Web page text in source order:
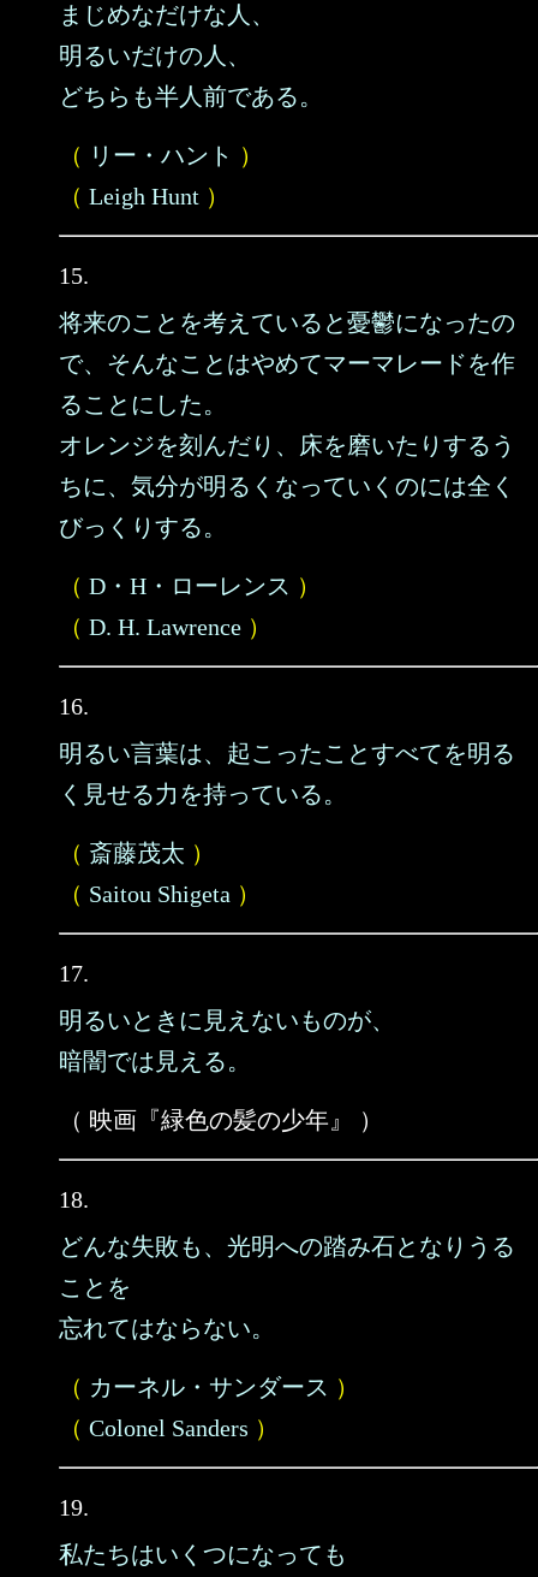
まじめなだけな人、
明るいだけの人、
どちらも半人前である。
（ リー・ハント ）
（ Leigh Hunt ）
15.
将来のことを考えていると憂鬱になったの
で、そんなことはやめてマーマレードを作
ることにした。
オレンジを刻んだり、床を磨いたりするう
ちに、気分が明るくなっていくのには全く
びっくりする。
（ D・H・ローレンス ）
（ D. H. Lawrence ）
16.
明るい言葉は、起こったことすべてを明る
く見せる力を持っている。
（ 斎藤茂太 ）
（ Saitou Shigeta ）
17.
明るいときに見えないものが、
暗闇では見える。
（ 映画『緑色の髪の少年』 ）
18.
どんな失敗も、光明への踏み石となりうる
ことを
忘れてはならない。
（ カーネル・サンダース ）
（ Colonel Sanders ）
19.
私たちはいくつになっても